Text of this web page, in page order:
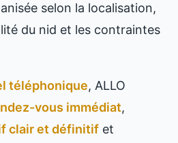
selon la localisation,
du nid et les contraintes
téléphonique, ALLO
vous immédiat,
clair et définitif et